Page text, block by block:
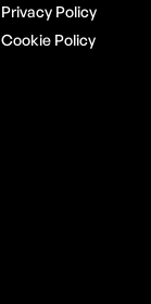
Privacy Policy
Cookie Policy